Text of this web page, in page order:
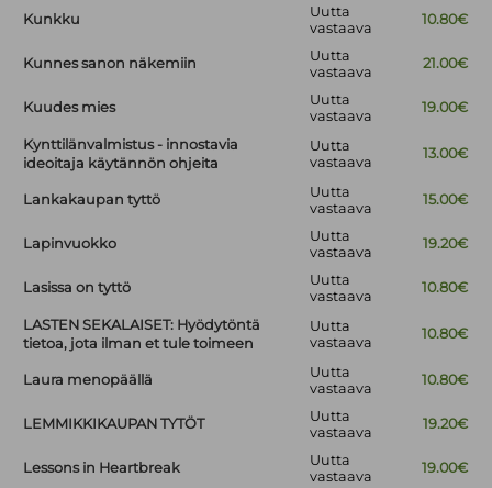
Kunkku
Uutta
vastaava
10.80€
Kunnes sanon näkemiin
Uutta
vastaava
21.00€
Kuudes mies
Uutta
vastaava
19.00€
Kynttilänvalmistus - innostavia
ideoitaja käytännön ohjeita
Uutta
vastaava
13.00€
Lankakaupan tyttö
Uutta
vastaava
15.00€
Lapinvuokko
Uutta
vastaava
19.20€
Lasissa on tyttö
Uutta
vastaava
10.80€
LASTEN SEKALAISET: Hyödytöntä
tietoa, jota ilman et tule toimeen
Uutta
vastaava
10.80€
Laura menopäällä
Uutta
vastaava
10.80€
LEMMIKKIKAUPAN TYTÖT
Uutta
vastaava
19.20€
Lessons in Heartbreak
Uutta
vastaava
19.00€